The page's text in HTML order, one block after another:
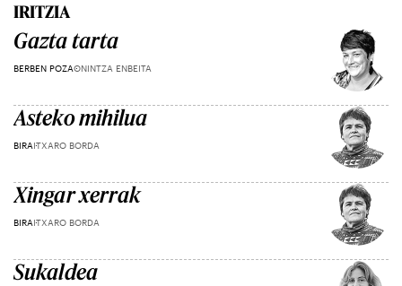
IRITZIA
Gazta tarta
BERBEN POZAONINTZA ENBEITA
Asteko mihilua
BIRAITXARO BORDA
Xingar xerrak
BIRAITXARO BORDA
Sukaldea